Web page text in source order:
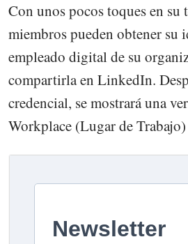
Con unos pocos toques en su
miembros pueden obtener su
empleado digital de su
compartirla en LinkedIn.
credencial, se mostrará una
Workplace (Lugar de